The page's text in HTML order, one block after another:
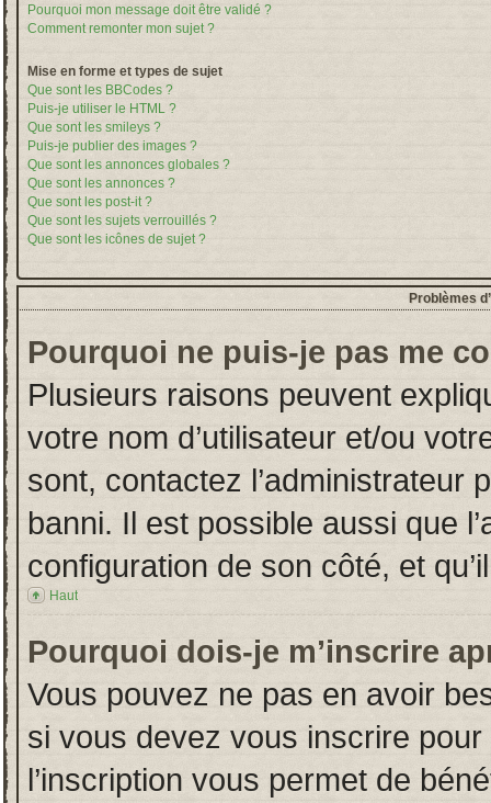
Pourquoi mon message doit être validé ?
Comment remonter mon sujet ?
Mise en forme et types de sujet
Que sont les BBCodes ?
Puis-je utiliser le HTML ?
Que sont les smileys ?
Puis-je publier des images ?
Que sont les annonces globales ?
Que sont les annonces ?
Que sont les post-it ?
Que sont les sujets verrouillés ?
Que sont les icônes de sujet ?
Problèmes
Pourquoi ne puis-je pas me
Plusieurs raisons peuvent
votre nom d’utilisateur et/ou
sont, contactez l’administrateur
banni. Il est possible aussi que
configuration de son côté, et
Haut
Pourquoi dois-je m’inscrire
Vous pouvez ne pas en avoir
si vous devez vous inscrire
l’inscription vous permet de